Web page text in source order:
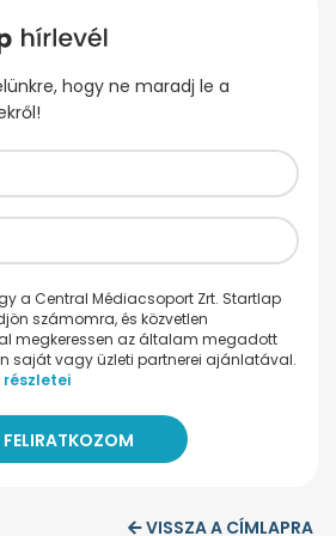
hogy ne maradj le a
a Central Médiacsoport Zrt. Startlap
számomra, és közvetlen
megkeressen az általam megadott
saját vagy üzleti partnerei ajánlatával.
VISSZA A CÍMLAPRA